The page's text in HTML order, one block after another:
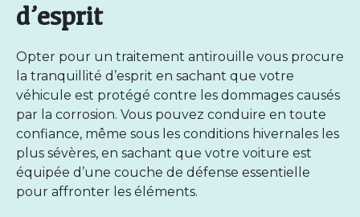
d’esprit
Opter pour un traitement antirouille vous procure
la tranquillité d’esprit en sachant que votre
véhicule est protégé contre les dommages causés
par la corrosion. Vous pouvez conduire en toute
confiance, même sous les conditions hivernales les
plus sévères, en sachant que votre voiture est
équipée d’une couche de défense essentielle
pour affronter les éléments.